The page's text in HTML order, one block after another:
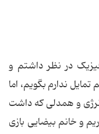
در نظر داشتم و
ندارم بگویم، اما
و همدلی که داشت
و خانم بیضایی بازی